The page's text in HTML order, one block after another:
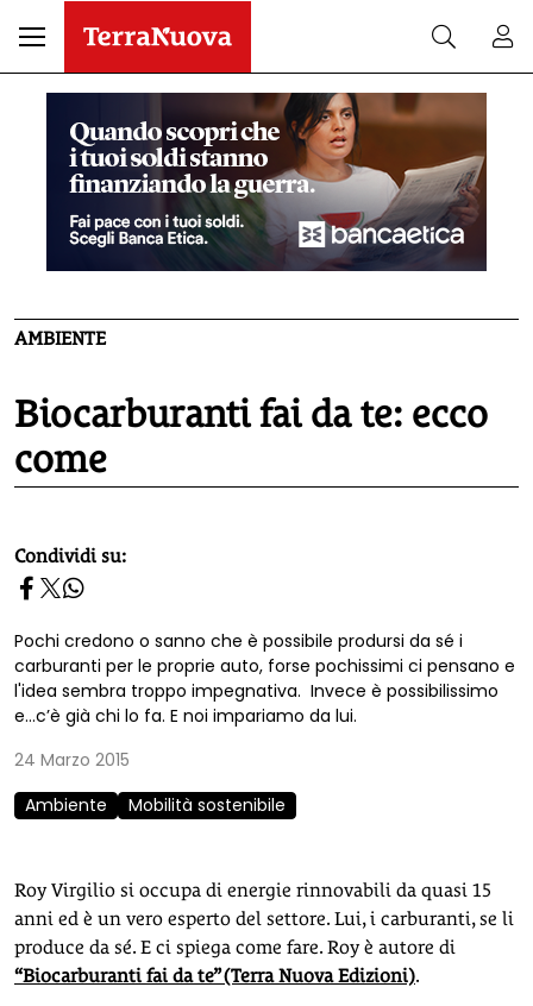
AMBIENTE
Biocarburanti fai da te: ecco
come
homepage h2
Condividi su:
Pochi credono o sanno che è possibile prodursi da sé i
carburanti per le proprie auto, forse pochissimi ci pensano e
l'idea sembra troppo impegnativa. Invece è possibilissimo
e…c’è già chi lo fa. E noi impariamo da lui.
24 Marzo 2015
Ambiente
Mobilità sostenibile
Roy Virgilio si occupa di energie rinnovabili da quasi 15
anni ed è un vero esperto del settore. Lui, i carburanti, se li
produce da sé. E ci spiega come fare. Roy è autore di
“Biocarburanti fai da te” (Terra Nuova Edizioni).